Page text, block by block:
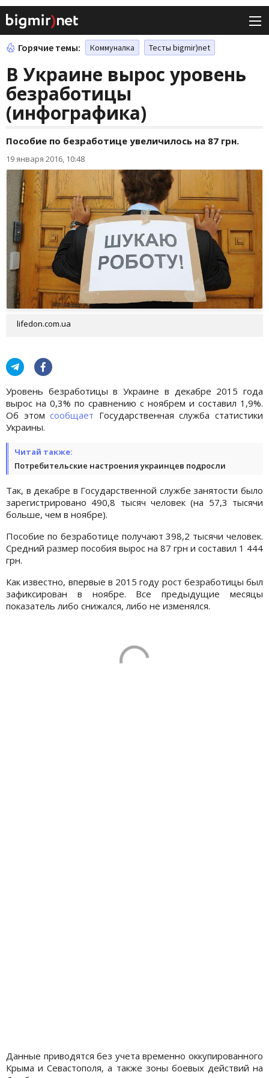
Горячие темы: Коммуналка Тесты bigmir)net
В Украине вырос уровень
безработицы
(инфографика)
Пособие по безработице увеличилось на 87 грн.
19 января 2016, 10:48
lifedon.com.ua
Уровень безработицы в Украине в декабре 2015 года
вырос на 0,3% по сравнению с ноябрем и составил 1,9%.
Об этомсообщает Государственная служба статистики
Украины.
Читай также:
Потребительские настроения украинцев подросли
Так, в декабре в Государственной службе занятости было
зарегистрировано 490,8 тысяч человек (на 57,3 тысячи
больше, чем в ноябре).
Пособие по безработице получают 398,2 тысячи человек.
Средний размер пособия вырос на 87 грн и составил 1 444
грн.
Как известно, впервые в 2015 году рост безработицы был
зафиксирован в ноябре. Все предыдущие месяцы
показатель либо снижался, либо не изменялся.
Данные приводятся без учета временно оккупированного
Крыма и Севастополя, а также зоны боевых действий на